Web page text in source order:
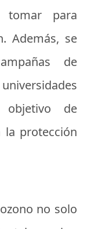
tomar para
Además, se
de
de
protección
no solo